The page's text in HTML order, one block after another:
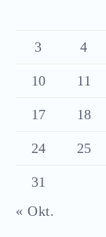
3 4
10 11
17 18
24 25
31
« Okt.